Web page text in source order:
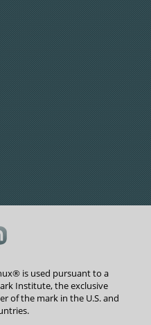
is used pursuant to a
Institute, the exclusive
of the mark in the U.S. and